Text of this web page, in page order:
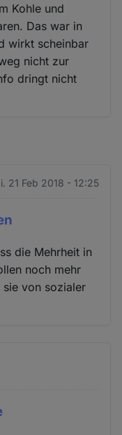
Kohle und
Das war in
wirkt scheinbar
nicht zur
dringt nicht
21 Feb 2018 - 12:25
die Mehrheit in
noch mehr
sie von sozialer